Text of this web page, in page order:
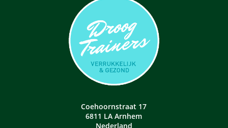
Coehoornstraat 17
6811 LA Arnhem
Nederland